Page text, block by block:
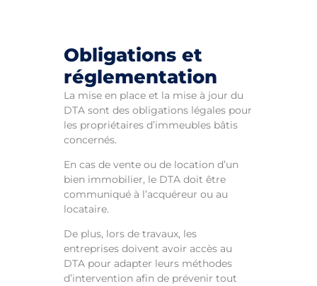
Obligations et
réglementation
La mise en place et la mise à jour du
DTA sont des obligations légales pour
les propriétaires d’immeubles bâtis
concernés.
En cas de vente ou de location d’un
bien immobilier, le DTA doit être
communiqué à l’acquéreur ou au
locataire.
De plus, lors de travaux, les
entreprises doivent avoir accès au
DTA pour adapter leurs méthodes
d’intervention afin de prévenir tout